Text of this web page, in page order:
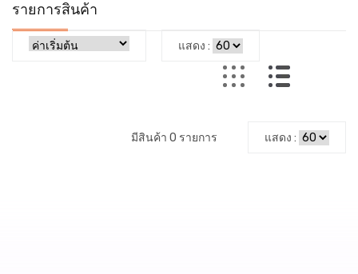
รายการสินค้า
แสดง :
มีสินค้า 0 รายการ แสดง :